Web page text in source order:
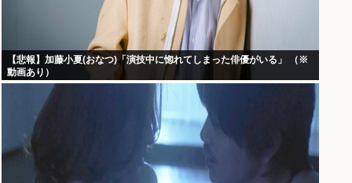
【悲報】加藤小夏(おなつ)「演技中に惚れてしまった俳優がいる」 （※
動画あり）